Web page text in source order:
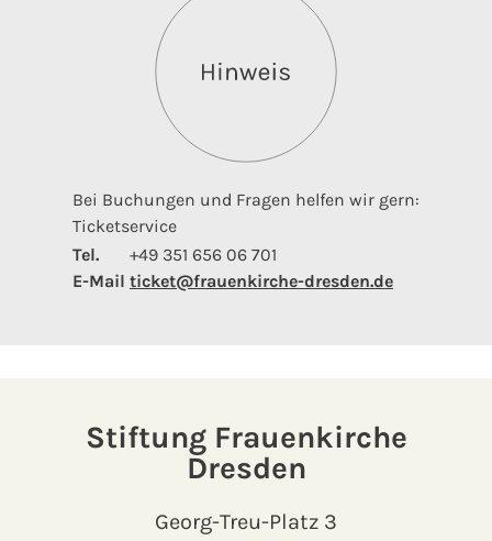
Bei Buchungen und Fragen helfen wir gern:
Ticketservice
Tel.
+49 351 656 06 701
E-Mail ticket@frauenkirche-dresden.de
Stiftung Frauenkirche
Dresden
Georg-Treu-Platz 3